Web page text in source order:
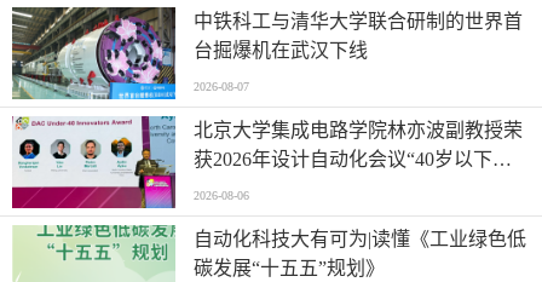
中铁科工与清华大学联合研制的世界首
台掘爆机在武汉下线
2026-08-07
北京大学集成电路学院林亦波副教授荣
获2026年设计自动化会议“40岁以下优
秀创新者奖
2026-08-06
自动化科技大有可为|读懂《工业绿色低
碳发展“十五五”规划》